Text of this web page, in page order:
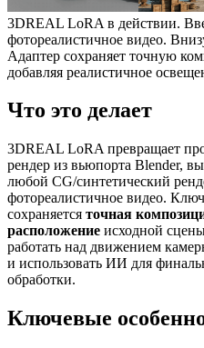
3DREAL LoRA в действии.
фотореалистичное видео.
Адаптер сохраняет точную
добавляя реалистичное
Что это делает
3DREAL LoRA превращает
рендер из вьюпорта Blender,
любой CG/синтетический
фотореалистичное видео.
сохраняется точная
расположение исходной
работать над движением
и использовать ИИ для
обработки.
Ключевые